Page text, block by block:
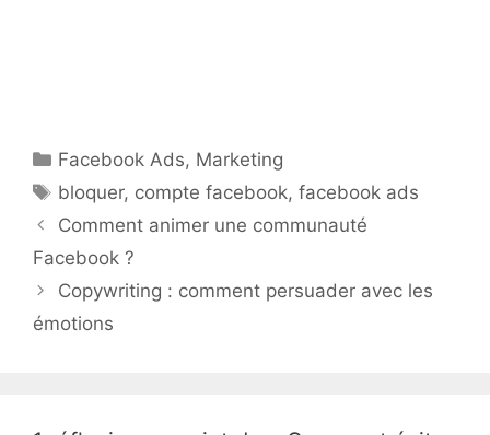
Catégories
Facebook Ads, Marketing
Étiquettes
bloquer, compte facebook,facebook ads
Comment animer une communauté
Facebook ?
Copywriting : comment persuader avec les
émotions